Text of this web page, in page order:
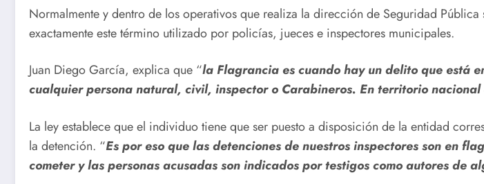
Normalmente y dentro de los operativos que realiza la dirección de Seguridad
exactamente este término utilizado por policías, jueces e inspectores municipales.
Juan Diego García, explica que “la Flagrancia es cuando hay un delito que está
cualquier persona natural, civil, inspector o Carabineros. En territorio
La ley establece que el individuo tiene que ser puesto a disposición de la entidad
la detención. “Es por eso que las detenciones de nuestros inspectores son en
cometer y las personas acusadas son indicados por testigos como autores de